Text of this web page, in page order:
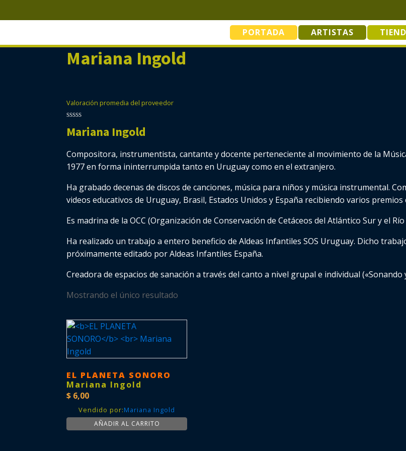
PORTADA ARTISTAS
Mariana Ingold
Valoración promedia del proveedor
de
Mariana Ingold
Compositora, instrumentista, cantante y docente perteneciente al movimiento de la
1977 en forma ininterrumpida tanto en Uruguay como en el extranjero.
Ha grabado decenas de discos de canciones, música para niños y música instrumental.
videos educativos de Uruguay, Brasil, Estados Unidos y España recibiendo varios
Es madrina de la OCC (Organización de Conservación de Cetáceos del Atlántico Sur y el
Ha realizado un trabajo a entero beneficio de Aldeas Infantiles SOS Uruguay. Dicho
próximamente editado por Aldeas Infantiles España.
Creadora de espacios de sanación a través del canto a nivel grupal e individual
Mostrando el único resultado
EL PLANETA SONORO
Mariana Ingold
$ 6,00
Vendido por:Mariana Ingold
AÑADIR AL CARRITO